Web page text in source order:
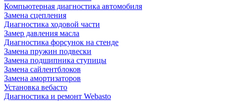
Компьютерная диагностика автомобиля
Замена сцепления
Диагностика ходовой части
Замер давления масла
Диагностика форсунок на стенде
Замена пружин подвески
Замена подшипника ступицы
Замена сайлентблоков
Замена амортизаторов
Установка вебасто
Диагностика и ремонт Webasto